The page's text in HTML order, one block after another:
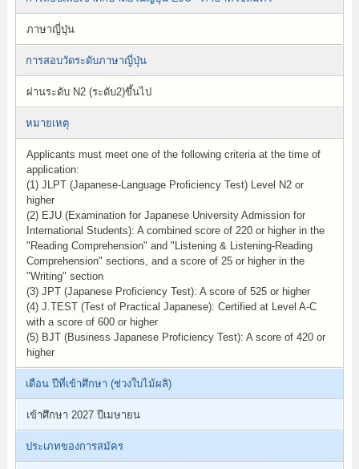
ภาษาญี่ปุ่น
การสอบวัดระดับภาษาญี่ปุ่น
ผ่านระดับ N2 (ระดับ2)ขึ้นไป
หมายเหตุ
Applicants must meet one of the following criteria at the time of
application:
(1) JLPT (Japanese-Language Proficiency Test) Level N2 or
higher
(2) EJU (Examination for Japanese University Admission for
International Students): A combined score of 220 or higher in the
"Reading Comprehension" and "Listening & Listening-Reading
Comprehension" sections, and a score of 25 or higher in the
"Writing" section
(3) JPT (Japanese Proficiency Test): A score of 525 or higher
(4) J.TEST (Test of Practical Japanese): Certified at Level A-C
with a score of 600 or higher
(5) BJT (Business Japanese Proficiency Test): A score of 420 or
higher
เดือน ปีที่เข้าศึกษา (ช่วงใบไม้ผลิ)
เข้าศึกษา 2027 ปีเมษายน
ประเภทของการสมัคร